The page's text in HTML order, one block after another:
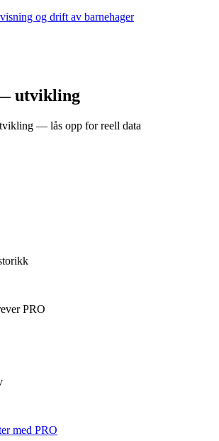
og drift av barnehager
utvikling
— lås opp for reell data
PRO
med PRO